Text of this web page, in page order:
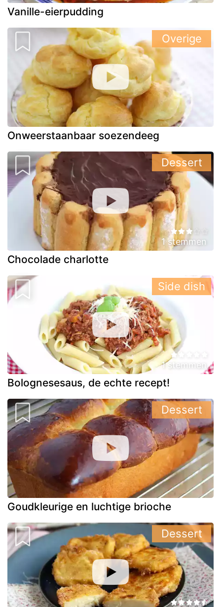
Vanille-eierpudding
Onweerstaanbaar soezendeeg
Overige
1 stemmen
Chocolade charlotte
Dessert
1 stemmen
Bolognesesaus, de echte recept!
Side dish
Goudkleurige en luchtige brioche
Dessert
Dessert